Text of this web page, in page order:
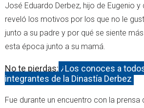
José Eduardo Derbez, hijo de Eugenio y
reveló los motivos por los que no le
junto a su padre y por qué se siente
esta época junto a su mamá.
No te pierdas: ¿Los conoces a
integrantes de la Dinastía Derbez
Fue durante un encuentro con la